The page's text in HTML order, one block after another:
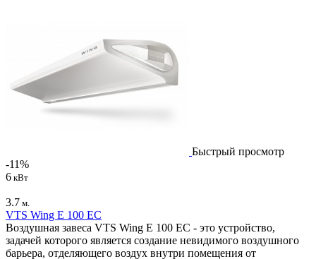
Быстрый просмотр
-11%
6 кВт
3.7 м.
VTS Wing E 100 EC
Воздушная завеса VTS Wing E 100 EC - это устройство,
задачей которого является создание невидимого воздушного
барьера, отделяющего воздух внутри помещения от